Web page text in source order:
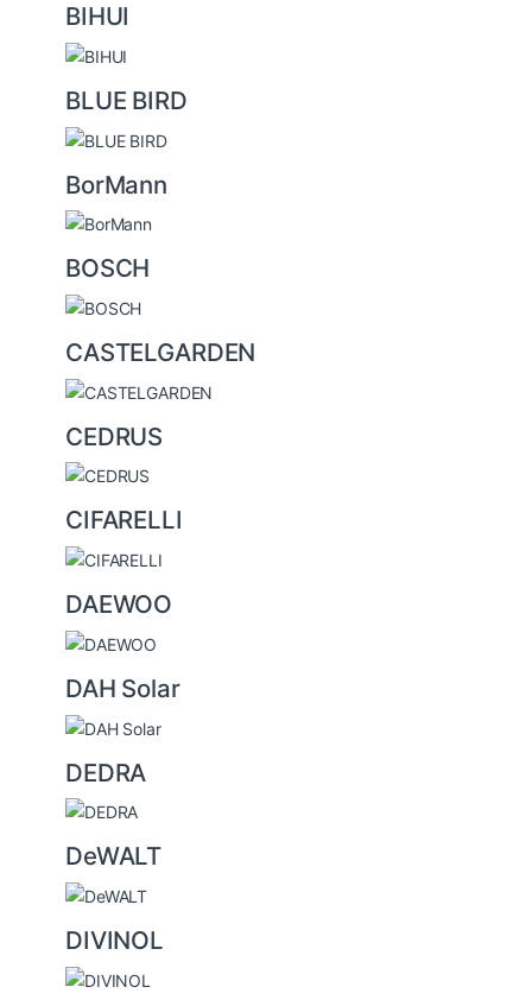
BIHUI
BLUE BIRD
BorMann
BOSCH
CASTELGARDEN
CEDRUS
CIFARELLI
DAEWOO
DAH Solar
DEDRA
DeWALT
DIVINOL